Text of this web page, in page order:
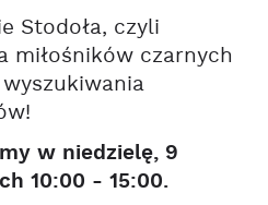
Stodoła, czyli
miłośników czarnych
w niedzielę, 9
10:00 - 15:00.